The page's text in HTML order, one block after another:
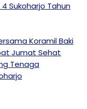
Sukoharjo Tahun
Koramil Baki
Jumat Sehat
Tenaga